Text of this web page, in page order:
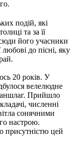
подій, які
та за її
його учасники
до пісні, яку
20 років. У
велелюдне
аншлаг. Прийшло
численні
сонячними
настрою.
присутністю цей